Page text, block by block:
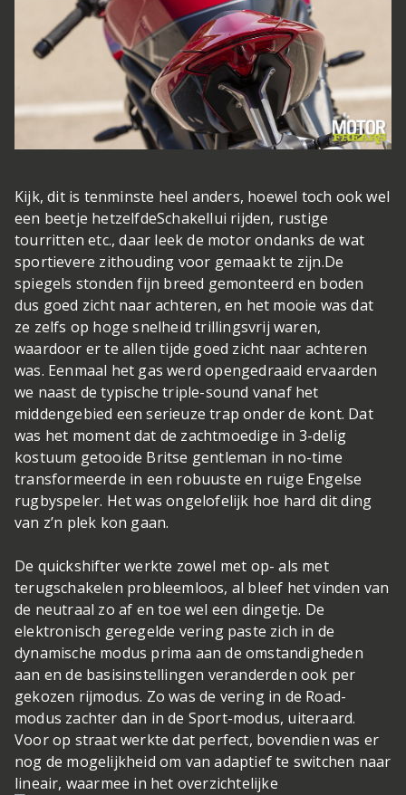
Kijk, dit is tenminste heel anders, hoewel toch ook wel
een beetje hetzelfdeSchakellui rijden, rustige
tourritten etc., daar leek de motor ondanks de wat
sportievere zithouding voor gemaakt te zijn.De
spiegels stonden fijn breed gemonteerd en boden
dus goed zicht naar achteren, en het mooie was dat
ze zelfs op hoge snelheid trillingsvrij waren,
waardoor er te allen tijde goed zicht naar achteren
was. Eenmaal het gas werd opengedraaid ervaarden
we naast de typische triple-sound vanaf het
middengebied een serieuze trap onder de kont. Dat
was het moment dat de zachtmoedige in 3-delig
kostuum getooide Britse gentleman in no-time
transformeerde in een robuuste en ruige Engelse
rugbyspeler. Het was ongelofelijk hoe hard dit ding
van z’n plek kon gaan.
De quickshifter werkte zowel met op- als met
terugschakelen probleemloos, al bleef het vinden van
de neutraal zo af en toe wel een dingetje. De
elektronisch geregelde vering paste zich in de
dynamische modus prima aan de omstandigheden
aan en de basisinstellingen veranderden ook per
gekozen rijmodus. Zo was de vering in de Road-
modus zachter dan in de Sport-modus, uiteraard.
Voor op straat werkte dat perfect, bovendien was er
nog de mogelijkheid om van adaptief te switchen naar
lineair, waarmee in het overzichtelijke